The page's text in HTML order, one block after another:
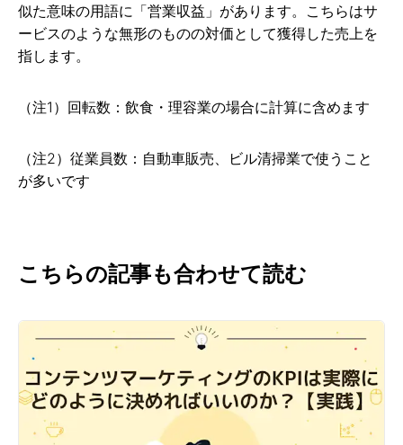
似た意味の用語に「営業収益」があります。こちらはサ
ービスのような無形のものの対価として獲得した売上を
指します。
（注1）回転数：飲食・理容業の場合に計算に含めます
（注2）従業員数：自動車販売、ビル清掃業で使うこと
が多いです
こちらの記事も合わせて読む